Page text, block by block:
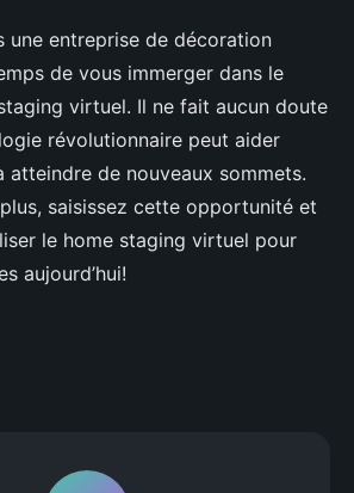
une entreprise de décoration
de vous immerger dans le
virtuel. Il ne fait aucun doute
révolutionnaire peut aider
atteindre de nouveaux sommets.
saisissez cette opportunité et
le home staging virtuel pour
aujourd’hui!